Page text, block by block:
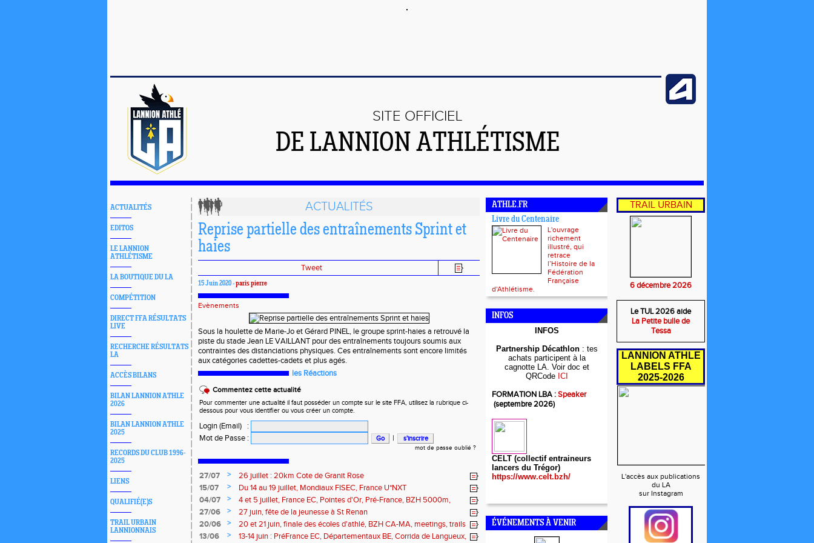
SITE OFFICIEL
DE LANNION ATHLÉTISME
ACTUALITÉS
EDITOS
LE LANNION
ATHLÉTISME
LA BOUTIQUE DU LA
COMPÉTITION
DIRECT FFA RÉSULTATS
LIVE
RECHERCHE RÉSULTATS
LA
ACCÈS BILANS
BILAN LANNION ATHLE
2026
BILAN LANNION ATHLE
2025
RECORDS DU CLUB 1996-
2025
LIENS
QUALIFIÉ(E)S
TRAIL URBAIN
LANNIONNAIS
ACTUALITÉS
Reprise partielle des entraînements Sprint et
haies
Tweet
15 Juin 2020 -paris pierre
Evènements
Sous la houlette de Marie-Jo et Gérard PINEL, le groupe sprint-haies a retrouvé la
piste du stade Jean LE VAILLANT pour des entraînements toujours soumis aux
contraintes des distanciations physiques. Ces entraînements sont encore limités
aux catégories cadettes-cadets et plus agés.
les Réactions
Commentez cette actualité
Pour commenter une actualité il faut posséder un compte sur le site FFA, utilisez la rubrique ci-
dessous pour vous identifier ou vous créer un compte.
Login (Email)
:
Mot de Passe : |
mot de passe oublié ?
27/07 >
26 juillet : 20km Cote de Granit Rose
15/07
>
Du 14 au 19 juillet, Mondiaux FISEC, France U*NXT
04/07
>
4 et 5 juillet, France EC, Pointes d'Or, Pré-France, BZH 5000m,
Meetings Fougères, Quimper, St Renan
27/06 >
27 juin, fête de la jeunesse à St Renan
20/06
>
20 et 21 juin, finale des écoles d'athlé, BZH CA-MA, meetings, trails
13/06
>
13-14 juin : PréFrance EC, Départementaux BE, Corrida de Langueux,
ATHLE.FR
Livre du Centenaire
L'ouvrage
richement
illustré, qui
retrace
l’Histoire de la
Fédération
Française
d'Athlétisme.
INFOS
INFOS
Partnership Décathlon : tes
achats participent à la
cagnotte LA. Voir doc et
QRCode ICI
FORMATION LBA :Speaker
(septembre 2026)
CELT (collectif entraineurs
lancers du Trégor)
https://www.celt.bzh/
ÉVÉNEMENTS À VENIR
TRAIL URBAIN
6 décembre 2026
Le TUL 2026 aide
La Petite bulle de
Tessa
LANNION ATHLE
LABELS FFA
2025-2026
L'accès aux publications
du LA
sur Instagram